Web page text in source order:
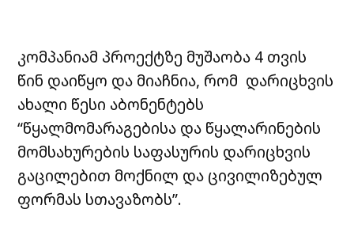
კომპანიამ პროექტზე მუშაობა 4 თვის
წინ დაიწყო და მიაჩნია, რომ დარიცხვის
ახალი წესი აბონენტებს
“წყალმომარაგებისა და წყალარინების
მომსახურების საფასურის დარიცხვის
გაცილებით მოქნილ და ცივილიზებულ
ფორმას სთავაზობს”.